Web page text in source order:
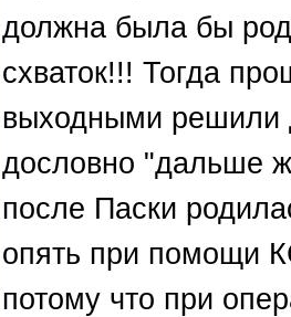
должна была бы
схваток!!! Тогда
выходными решили
дословно "дальше
после Паски
опять при помощи
потому что при